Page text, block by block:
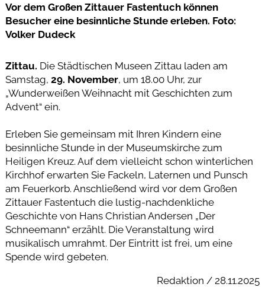
Vor dem Großen Zittauer Fastentuch können
Besucher eine besinnliche Stunde erleben. Foto:
Volker Dudeck
Zittau. Die Städtischen Museen Zittau laden am
Samstag, 29. November, um 18.00 Uhr, zur
„Wunderweißen Weihnacht mit Geschichten zum
Advent“ ein.
Erleben Sie gemeinsam mit Ihren Kindern eine
besinnliche Stunde in der Museumskirche zum
Heiligen Kreuz. Auf dem vielleicht schon winterlichen
Kirchhof erwarten Sie Fackeln, Laternen und Punsch
am Feuerkorb. Anschließend wird vor dem Großen
Zittauer Fastentuch die lustig-nachdenkliche
Geschichte von Hans Christian Andersen „Der
Schneemann“ erzählt. Die Veranstaltung wird
musikalisch umrahmt. Der Eintritt ist frei, um eine
Spende wird gebeten.
Redaktion / 28.11.2025